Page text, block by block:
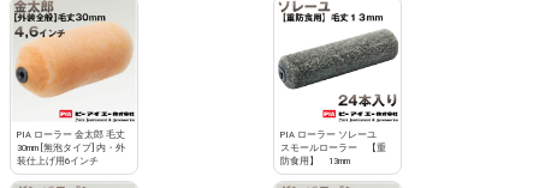
PIA ローラー 金太郎 毛丈
30mm [無泡タイプ] 内・外
装仕上げ用6インチ
PIA ローラー ソレーユ
スモールローラー 【重
防食用】 13mm